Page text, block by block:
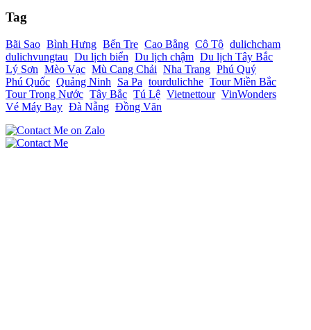
Tag
Bãi Sao Bình Hưng Bến Tre Cao Bằng Cô Tô dulichcham
dulichvungtau Du lịch biển Du lịch chậm Du lịch Tây Bắc
Lý Sơn Mèo Vạc Mù Cang Chải Nha Trang Phú Quý
Phú Quốc Quảng Ninh Sa Pa tourdulichhe Tour Miền Bắc
Tour Trong Nước Tây Bắc Tú Lệ Vietnettour VinWonders
Vé Máy Bay Đà Nẵng Đồng Văn